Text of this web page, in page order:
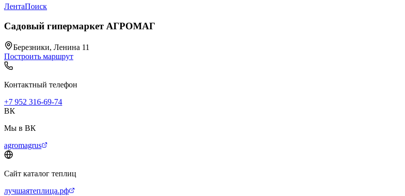
ЛентаПоиск
Садовый гипермаркет АГРОМАГ
Березники, Ленина 11
Построить маршрут
Контактный телефон
+7 952 316-69-74
ВК
Мы в ВК
agromagrus
Сайт каталог теплиц
лучшаятеплица.рф